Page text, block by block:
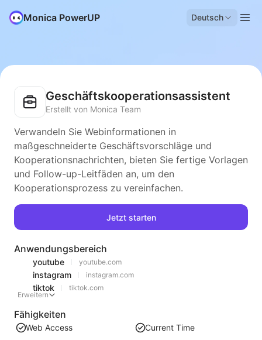
Monica PowerUP Deutsch
Geschäftskooperationsassistent
Erstellt von Monica Team
Verwandeln Sie Webinformationen in
maßgeschneiderte Geschäftsvorschläge und
Kooperationsnachrichten, bieten Sie fertige Vorlagen
und Follow-up-Leitfäden an, um den
Kooperationsprozess zu vereinfachen.
Jetzt starten
Anwendungsbereich
youtube youtube.com
instagram instagram.com
tiktok
tiktok.com
Erweitern
Fähigkeiten
Web Access Current Time